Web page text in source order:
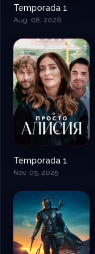
Temporada 1
Aug. 08, 2026
Temporada 1
Nov. 05, 2025